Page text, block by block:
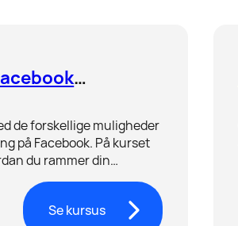
de forskellige muligheder
på Facebook. På kurset
du rammer din
får mest muligt ud af dine
Se kursus